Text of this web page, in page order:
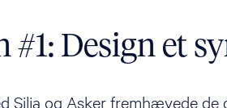
#1: Design et
Silja og Asker fremhævede